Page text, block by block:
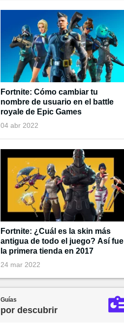
Fortnite: Cómo cambiar tu
nombre de usuario en el battle
royale de Epic Games
04 abr 2022
Fortnite: ¿Cuál es la skin más
antigua de todo el juego? Así fue
la primera tienda en 2017
24 mar 2022
Guías
por descubrir